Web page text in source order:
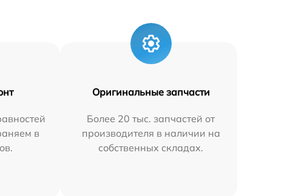
в
Оригинальные запчасти
Более 20 тыс. запчастей от
производителя в наличии на
собственных складах.